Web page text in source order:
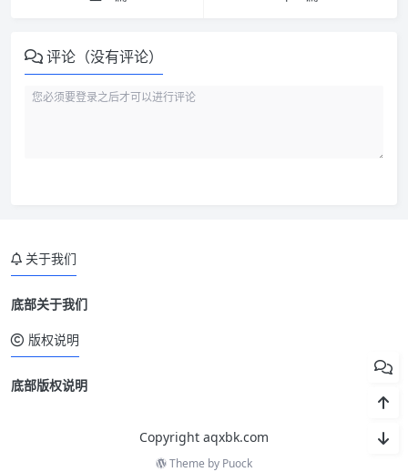
评论（没有评论）
关于我们
底部关于我们
版权说明
底部版权说明
Copyright aqxbk.com
Theme by Puock